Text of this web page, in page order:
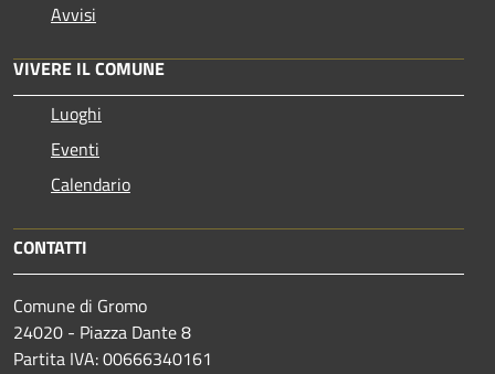
Avvisi
VIVERE IL COMUNE
Luoghi
Eventi
Calendario
CONTATTI
Comune di Gromo
24020 - Piazza Dante 8
Partita IVA: 00666340161